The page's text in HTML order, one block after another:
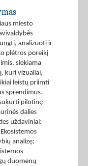
miesto
analizuoti ir
plėtros poreikį
siekiama
kuri vizualiai,
leistų priimti
sprendimus.
pilotinę
dalies
uždaviniai:
analizę;
duomenų